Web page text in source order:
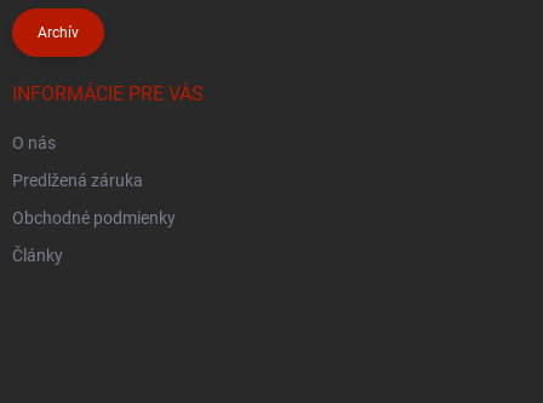
Archív
INFORMÁCIE PRE VÁS
O nás
Predlžená záruka
Obchodné podmienky
Články